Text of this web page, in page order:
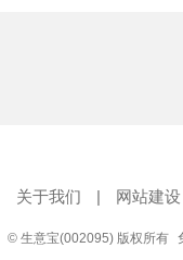
关于我们 | 网站建设
© 生意宝(002095) 版权所有